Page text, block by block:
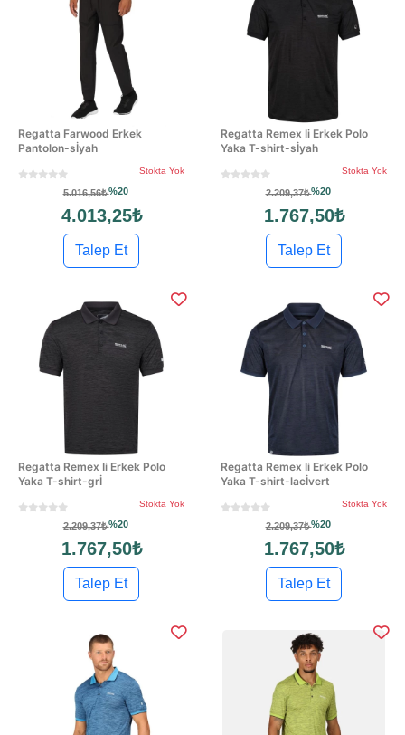
Regatta Farwood Erkek
Pantolon-sİyah
Stokta Yok
5.016,56₺%20
4.013,25₺
Talep Et
Regatta Remex Ii Erkek Polo
Yaka T-shirt-sİyah
Stokta Yok
2.209,37₺%20
1.767,50₺
Talep Et
Regatta Remex Ii Erkek Polo
Yaka T-shirt-grİ
Stokta Yok
2.209,37₺%20
1.767,50₺
Talep Et
Regatta Remex Ii Erkek Polo
Yaka T-shirt-lacİvert
Stokta Yok
2.209,37₺%20
1.767,50₺
Talep Et